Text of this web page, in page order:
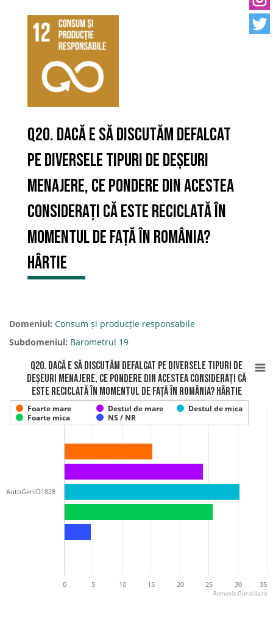
Q20. Dacă e să discutăm defalcat
pe diversele tipuri de deșeuri
menajere, ce pondere din acestea
considerați că este reciclată în
momentul de față în România?
Hârtie
Domeniul: Consum și producție responsabile
Subdomeniul: Barometrul 19
Q20. Dacă e să discutăm defalcat pe diversele tipuri de
deșeuri menajere, ce pondere din acestea considerați că
este reciclată în momentul de față în România? Hârtie
Foarte mare Destul de mare
Destul de mica
Foarte mica
NS / NR
AutoGenID1828
0 5 10 15 20 25 30 35
Romania-Durabila.ro